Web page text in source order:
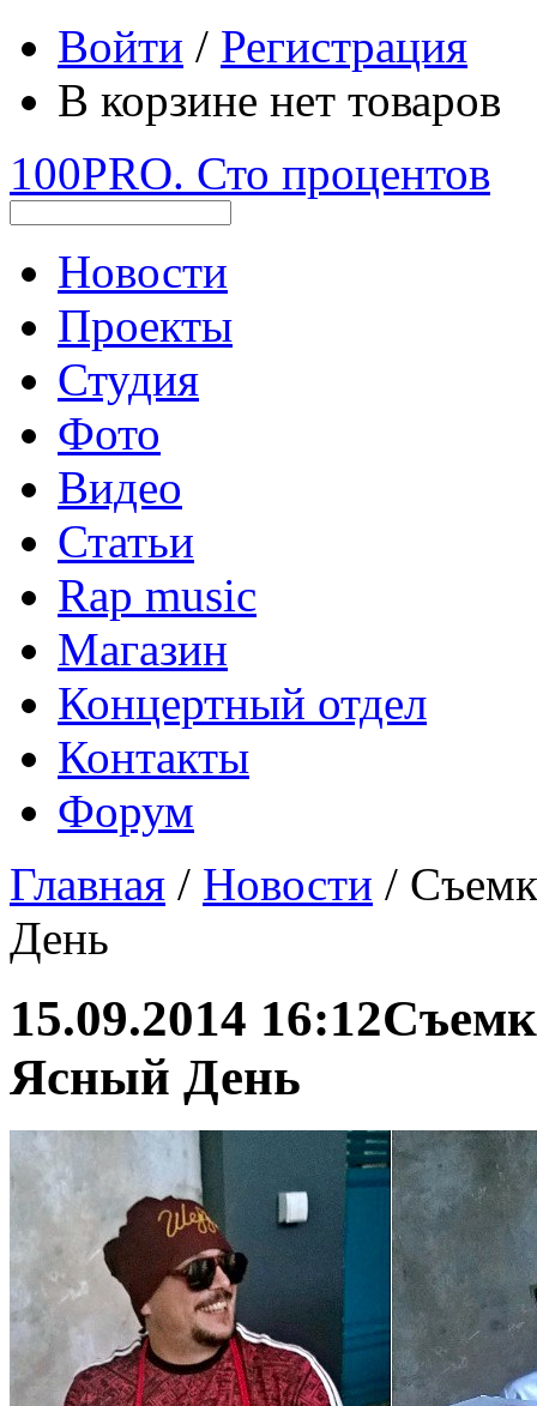
Войти / Регистрация
В корзине нет товаров
100PRO. Сто процентов
Новости
Проекты
Студия
Фото
Видео
Статьи
Rap music
Магазин
Концертный отдел
Контакты
Форум
Главная / Новости /
День
15.09.2014 16:12
Ясный День